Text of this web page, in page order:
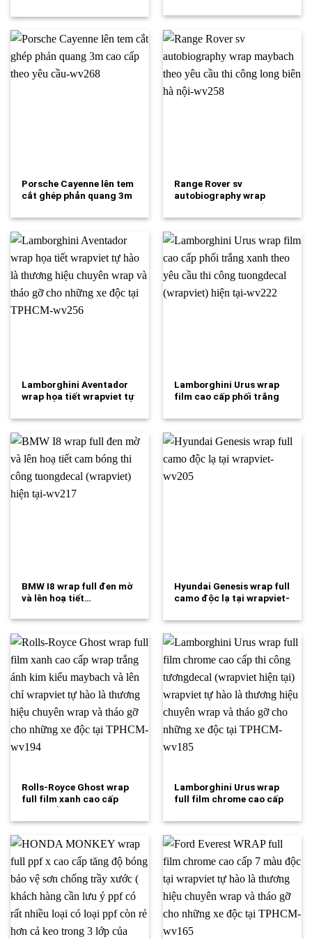
Porsche Cayenne lên tem
cắt ghép phản quang 3m
Range Rover sv
autobiography wrap
maybach theo yêu cầu
thi…
Lamborghini Aventador
wrap họa tiết wrapviet tự
Lamborghini Urus wrap
film cao cấp phối trắng
BMW I8 wrap full đen mờ
và lên hoạ tiết…
Hyundai Genesis wrap full
camo độc lạ tại wrapviet-
Rolls-Royce Ghost wrap
full film xanh cao cấp
wrap trắng…
Lamborghini Urus wrap
full film chrome cao cấp